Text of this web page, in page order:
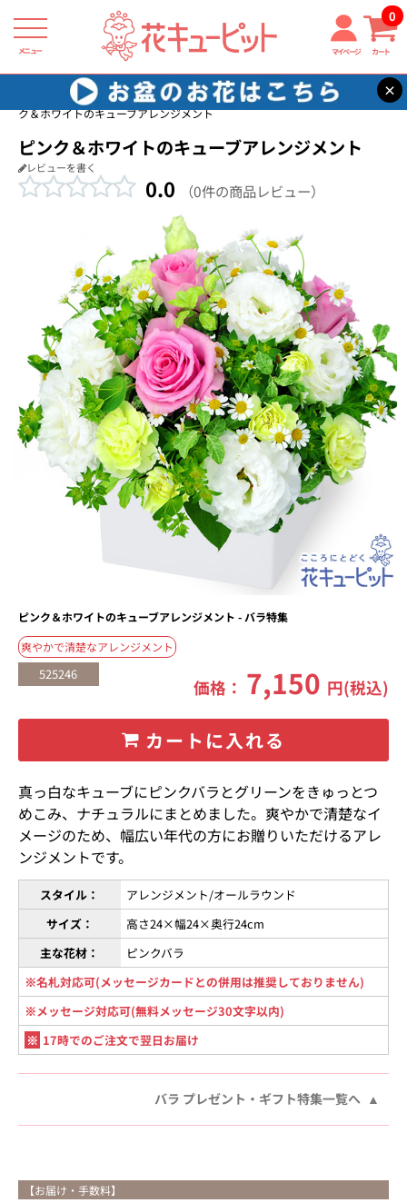
メニュー マイページ カート
0
×
花キューピット バラ プレゼント・ギフト特集2026
【バラ特集】ピン
ク＆ホワイトのキューブアレンジメント
ピンク＆ホワイトのキューブアレンジメント
レビューを書く
0.0 （0件の商品レビュー）
ピンク＆ホワイトのキューブアレンジメント - バラ特集
爽やかで清楚なアレンジメント
525246
価格： 7,150 円(税込)
カートに入れる
真っ白なキューブにピンクバラとグリーンをきゅっとつ
めこみ、ナチュラルにまとめました。爽やかで清楚なイ
メージのため、幅広い年代の方にお贈りいただけるアレ
ンジメントです。
スタイル：
アレンジメント/オールラウンド
サイズ：
高さ24×幅24×奥行24cm
主な花材：
ピンクバラ
※名札対応可(メッセージカードとの併用は推奨しておりません)
※メッセージ対応可(無料メッセージ30文字以内)
※ 17時でのご注文で翌日お届け
バラ プレゼント・ギフト特集一覧へ
【お届け・手数料】